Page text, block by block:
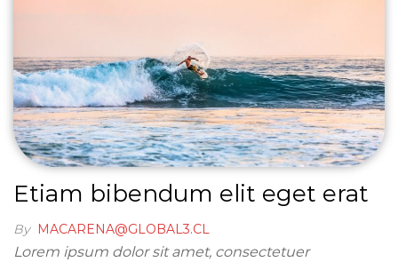
Etiam bibendum elit eget erat
By MACARENA@GLOBAL3.CL
Lorem ipsum dolor sit amet, consectetuer